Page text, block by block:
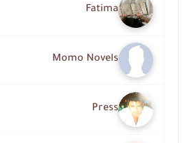
Fatima
Momo Novels
Press